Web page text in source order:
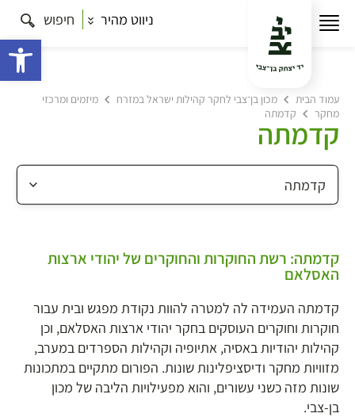
ניווט מהיר חיפוש
עמוד הבית מכון בן־צבי לחקר קהילות ישראל במזרח
מיזמים ומרכזי
מחקר
קדמתה
קדמתה
קדמתה: רשת החוקרות והחוקרים של יהודי ארצות
האסלאם
קדמתה העמידה לה למטרה להוות נקודת מפגש ובית עבור
חוקרות וחוקרים העוסקים בחקר יהודי ארצות האסלאם, וכן
קהילות יהודיות באסיה, אתיופיה וקהילות הספרדים במערב,
מזוויות מחקר ודיסציפלינות שונות. הפורום מתקיים במתכונות
שונות מזה כשני עשורים, והוא מפעילויות הליבה של מכון
בן-צבי.